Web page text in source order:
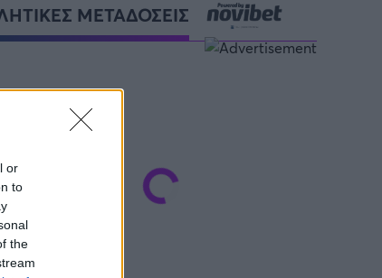
or
to
the
ΜΕΤΑΔΟΣΕΙΣ